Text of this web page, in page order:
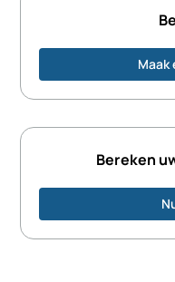
Maak
Bereken